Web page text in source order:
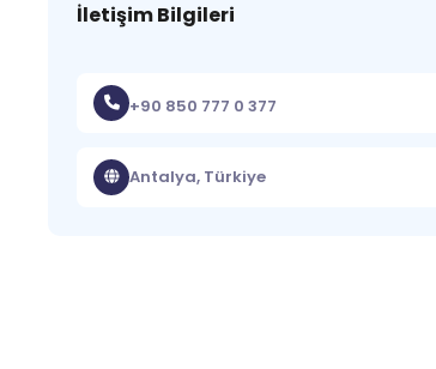
İletişim Bilgileri
+90 850 777 0 377
Antalya, Türkiye